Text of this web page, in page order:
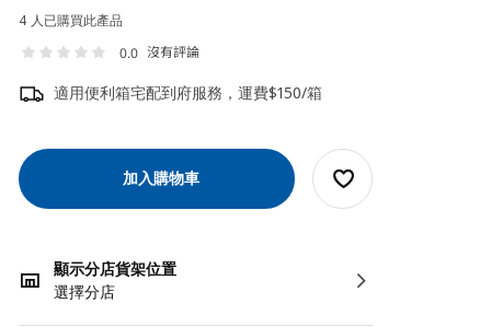
4 人已購買此產品
0.0 沒有評論
適用便利箱宅配到府服務，運費$150/箱
加入購物車
顯示分店貨架位置
選擇分店